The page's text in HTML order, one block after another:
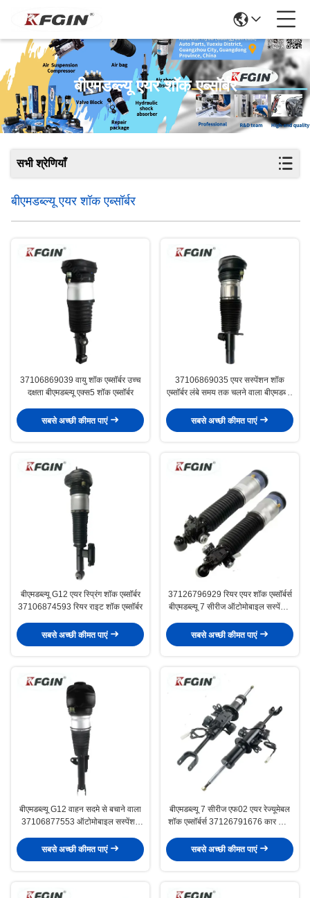
बीएमडब्ल्यू एयर शॉक एब्सॉर्बर
सभी श्रेणियाँ
बीएमडब्ल्यू एयर शॉक एब्सॉर्बर
37106869039 वायु शॉक एब्सॉर्बर उच्च
दक्षता बीएमडब्ल्यू एक्स5 शॉक एब्सॉर्बर
सबसे अच्छी कीमत पाएं
37106869035 एयर सस्पेंशन शॉक
एब्सॉर्बर लंबे समय तक चलने वाला बीएमडब्ल्यू
सबसे अच्छी कीमत पाएं
बीएमडब्ल्यू G12 एयर स्प्रिंग शॉक एब्सॉर्बर
37106874593 रियर राइट शॉक एब्सॉर्बर
सबसे अच्छी कीमत पाएं
37126796929 रियर एयर शॉक एब्सॉर्बर्स
बीएमडब्ल्यू 7 सीरीज ऑटोमोबाइल सस्पेंशन
सबसे अच्छी कीमत पाएं
बीएमडब्ल्यू G12 वाहन सदमे से बचाने वाला
37106877553 ऑटोमोबाइल सस्पेंशन
सबसे अच्छी कीमत पाएं
बीएमडब्ल्यू 7 सीरीज एफ02 एयर रेज्यूमेबल
शॉक एब्सॉर्बर्स 37126791676 कार शॉक
सबसे अच्छी कीमत पाएं